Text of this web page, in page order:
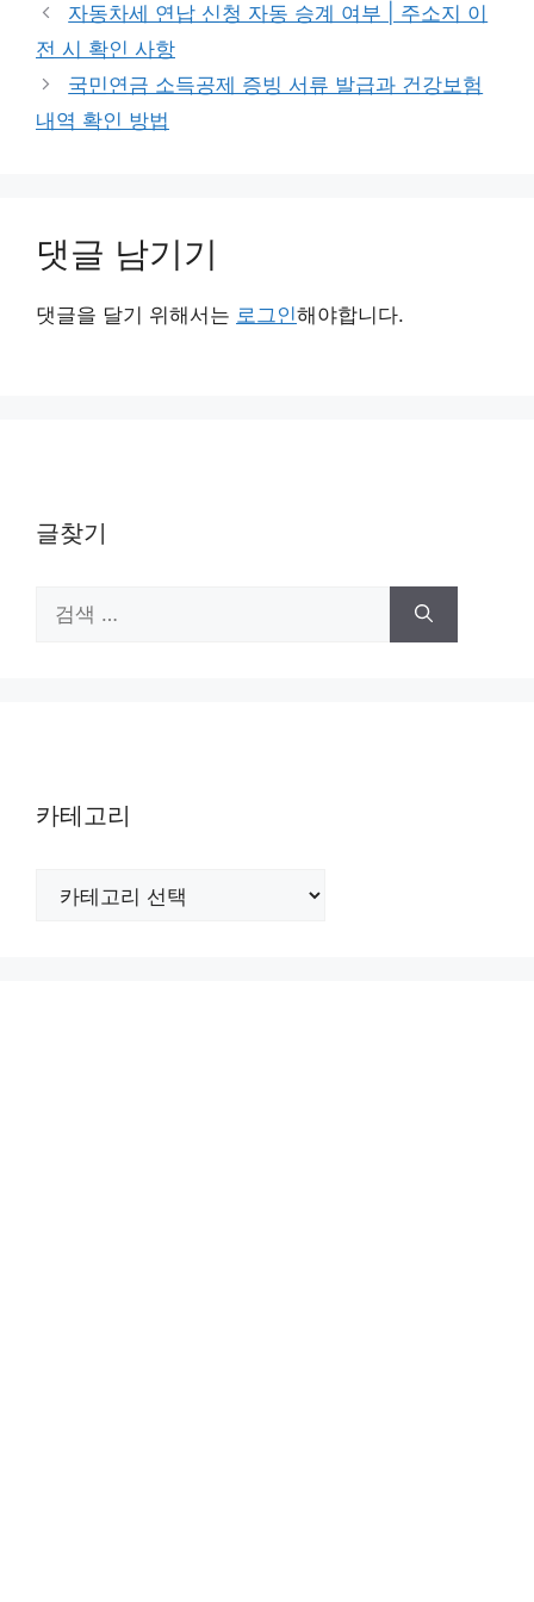
고
리
자동차세 연납 신청 자동 승계 여부 | 주소지 이
전 시 확인 사항
국민연금 소득공제 증빙 서류 발급과 건강보험
내역 확인 방법
댓글 남기기
댓글을 달기 위해서는 로그인해야합니다.
글찾기
색:
카테고리